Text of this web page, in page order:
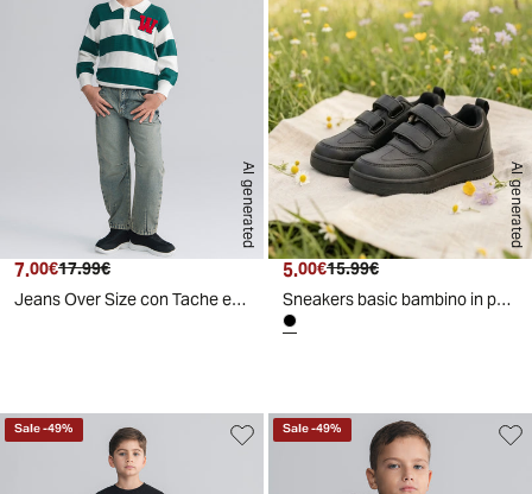
AI generated
Prezzo attuale
7.00€ Prezzo originale
17.99€
Jeans Over Size con Tache e Vita Regolabile - Denim
AI generated
Prezzo attuale
5.00€ Prezzo originale
15.99€
Sneakers basic bambino in poliuretano - Nero
Sale-49% Sale-49%